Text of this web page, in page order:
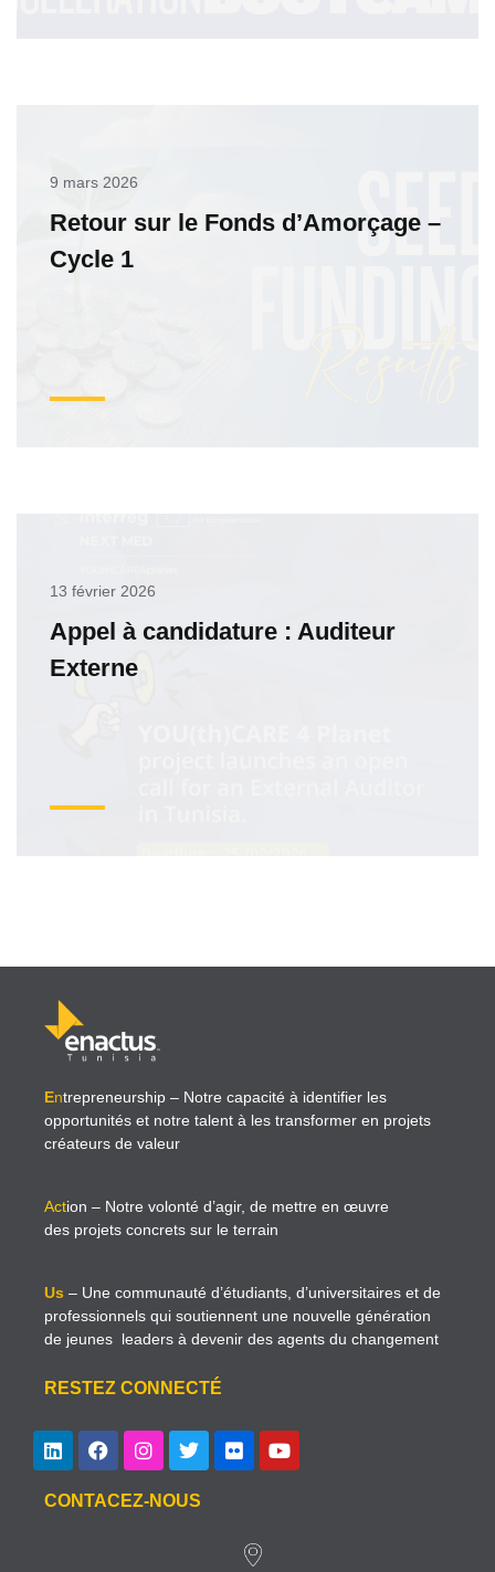
9 mars 2026
Retour sur le Fonds d’Amorçage –
Cycle 1
13 février 2026
Appel à candidature : Auditeur
Externe
Entrepreneurship – Notre capacité à identifier les
opportunités et notre talent à les transformer en projets
créateurs de valeur
Action – Notre volonté d’agir, de mettre en œuvre
des projets concrets sur le terrain
Us – Une communauté d’étudiants, d’universitaires et de
professionnels qui soutiennent une nouvelle génération
de jeunes leaders à devenir des agents du changement
RESTEZ CONNECTÉ
CONTACEZ-NOUS